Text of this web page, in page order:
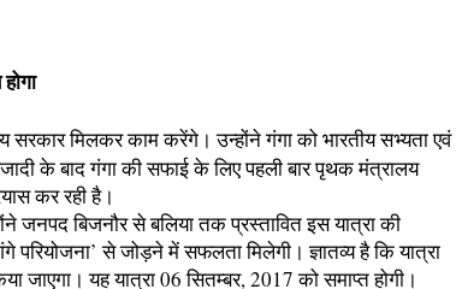
सरकार मिलकर काम करेंगे। उन्होंने गंगा को भारतीय सभ्यता एवं
के बाद गंगा की सफाई के लिए पहली बार पृथक मंत्रालय
कर रही है।
जनपद बिजनौर से बलिया तक प्रस्तावित इस यात्रा की
से जोड़ने में सफलता मिलेगी। ज्ञातव्य है कि यात्रा
यह यात्रा 06 सितम्बर, 2017 को समाप्त होगी।